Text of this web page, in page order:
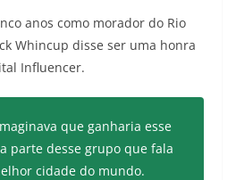
anos como morador do Rio
Whincup disse ser uma honra
Influencer.
que ganharia esse
parte desse grupo que fala
cidade do mundo.